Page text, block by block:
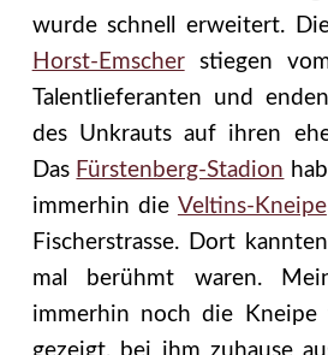
wurde schnell erweitert.
Horst-Emscherstiegen
Talentlieferanten und
des Unkrauts auf ihren
Das Fürstenberg-Stadion
immerhin die Veltins-Kneipe
Fischerstrasse. Dort
mal berühmt waren.
immerhin noch die Kneipe